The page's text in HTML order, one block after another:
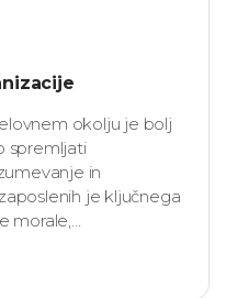
okolju je bolj
spremljati
in
je ključnega
morale,